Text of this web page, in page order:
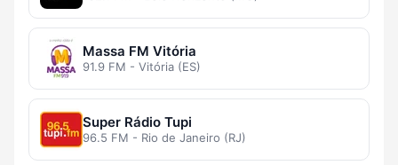
Massa FM Vitória
91.9 FM - Vitória (ES)
Super Rádio Tupi
96.5 FM - Rio de Janeiro (RJ)